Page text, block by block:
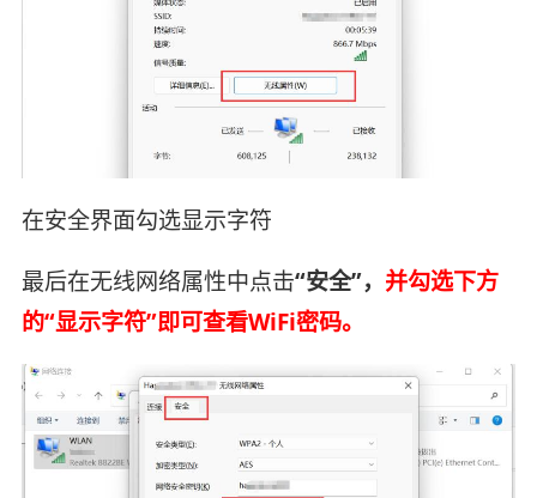
在安全界面勾选显示字符
最后在无线网络属性中点击“安全”， 并勾选下方
的“显示字符”即可查看WiFi密码。